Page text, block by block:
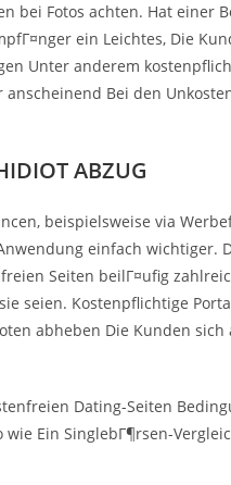
Fotos achten. Hat einer
ein Leichtes, Die
Unter anderem
Bei den
ABZUG
beispielsweise via
einfach wichtiger.
Seiten beilГ¤ufig
seien. Kostenpflichtige
abheben Die Kunden
Dating-Seiten
Ein SinglebГ¶rsen-